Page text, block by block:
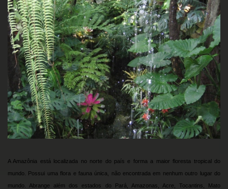
A Amazônia está localizada no norte do país e forma a maior floresta tropical do
mundo. Possui uma flora e fauna única, não encontrada em nenhum outro lugar do
mundo. Abrange além dos estados do Pará, Amazonas, Acre, Tocantins, Mato